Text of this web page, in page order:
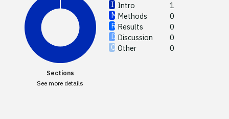
Intro
1
Methods
0
Results
0
Discussion
0
Other
0
Sections
See more details